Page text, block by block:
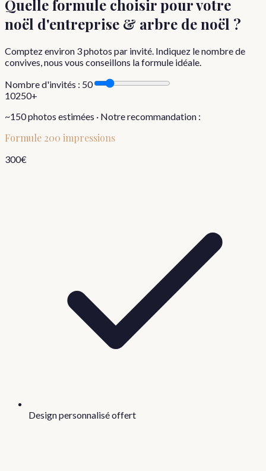
Quelle formule choisirpour votre
noël d'entreprise & arbre de noël ?
Comptez environ 3photos par invité. Indiquez le nombre de
convives, nous vous conseillons la formule idéale.
Nombre d'invités : 50
10250+
~150photos estimées · Notre recommandation :
Formule 200 impressions
300€
Design personnalisé offert